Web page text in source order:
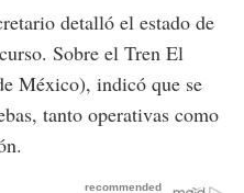
detalló el estado de
Sobre el Tren El
México), indicó que se
tanto operativas como